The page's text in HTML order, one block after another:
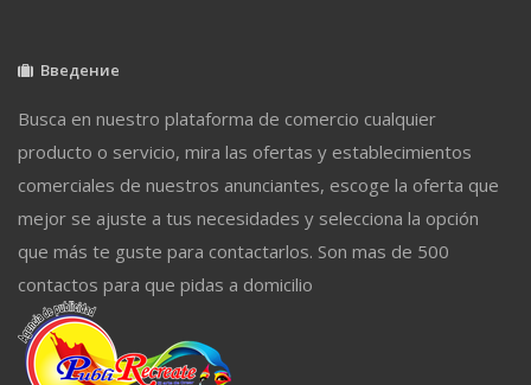
Введение
Busca en nuestro plataforma de comercio cualquier
producto o servicio, mira las ofertas y establecimientos
comerciales de nuestros anunciantes, escoge la oferta que
mejor se ajuste a tus necesidades y selecciona la opción
que más te guste para contactarlos. Son mas de 500
contactos para que pidas a domicilio